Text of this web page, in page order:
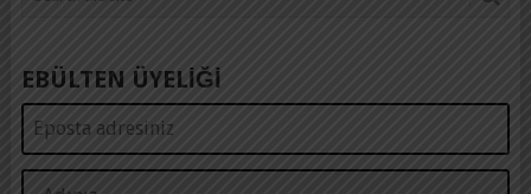
EBÜLTEN ÜYELİĞİ